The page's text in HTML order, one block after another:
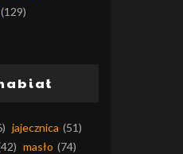
(129)
jajecznica (51)
masło (74)